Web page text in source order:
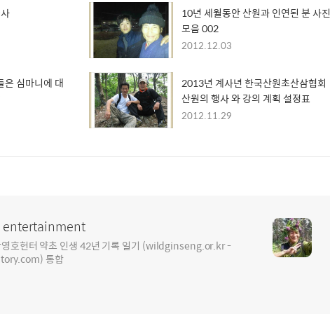
10년 세월동안 산원과 인연된 분 사진
모음 002
2012.12.03
은 심마니에 대
2013년 계사년 한국산원초산삼협회
산원의 행사 와 강의 계획 설정표
2012.11.29
entertainment
영호헌터 약초 인생 42년 기록 일기 (wildginseng.or.kr -
통합